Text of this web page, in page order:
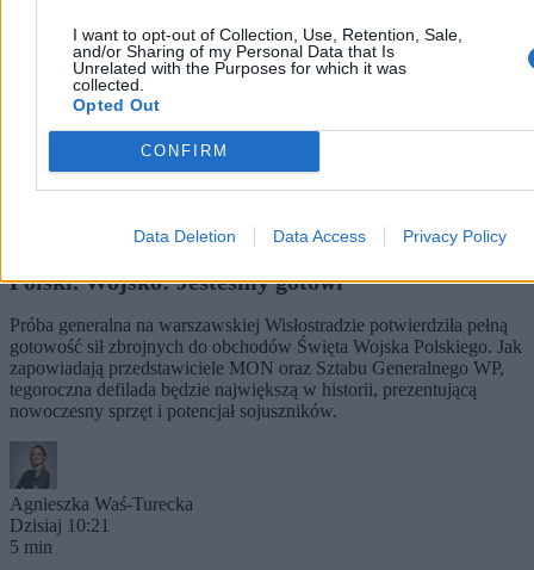
I want to opt-out of Collection, Use, Retention, Sale,
and/or Sharing of my Personal Data that Is
Unrelated with the Purposes for which it was
collected.
Opted Out
CONFIRM
Data Deletion Data Access Privacy Policy
To będzie największa taka defilada w historii
Polski. Wojsko: Jesteśmy gotowi
Próba generalna na warszawskiej Wisłostradzie potwierdziła pełną
gotowość sił zbrojnych do obchodów Święta Wojska Polskiego. Jak
zapowiadają przedstawiciele MON oraz Sztabu Generalnego WP,
tegoroczna defilada będzie największą w historii, prezentującą
nowoczesny sprzęt i potencjał sojuszników.
Agnieszka Waś-Turecka
Dzisiaj 10:21
5 min